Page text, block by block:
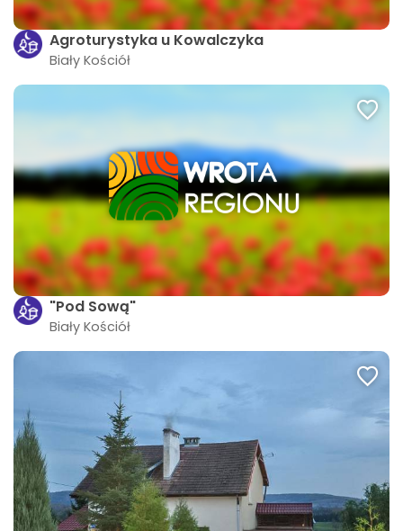
Agroturystyka u Kowalczyka
Biały Kościół
"Pod Sową"
Biały Kościół